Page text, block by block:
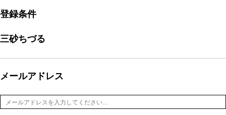
登録条件
三砂ちづる
メールアドレス